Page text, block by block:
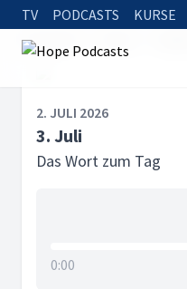
TV PODCASTS KURSE
Startseite
2. JULI 2026
3. Juli
Das Wort zum Tag
0:00